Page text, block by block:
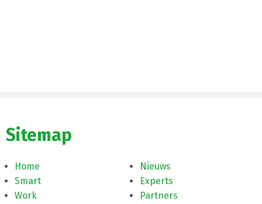
Sitemap
Home
Smart
Work
Nieuws
Experts
Partners